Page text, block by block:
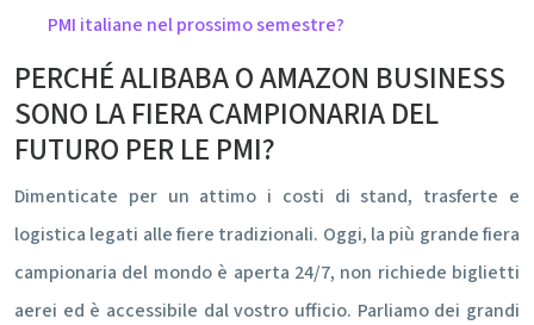
PMI italiane nel prossimo semestre?
PERCHÉ ALIBABA O AMAZON BUSINESS
SONO LA FIERA CAMPIONARIA DEL
FUTURO PER LE PMI?
Dimenticate per un attimo i costi di stand, trasferte e
logistica legati alle fiere tradizionali. Oggi, la più grande fiera
campionaria del mondo è aperta 24/7, non richiede biglietti
aerei ed è accessibile dal vostro ufficio. Parliamo dei grandi